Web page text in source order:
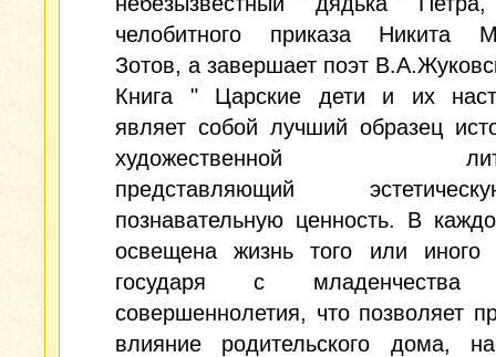
челобитного приказа Никита
Зотов, а завершает поэт
Книга " Царские дети и их
являет собой лучший образец
художественной
представляющий
познавательную ценность. В
освещена жизнь того или иного
государя с
совершеннолетия, что позволяет
влияние родительского дома,